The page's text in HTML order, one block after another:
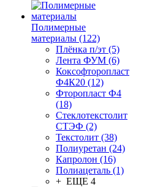
Полимерные
материалы (122)
Плёнка п/эт (5)
Лента ФУМ (6)
Коксофторопласт
Ф4К20 (12)
Фторопласт Ф4
(18)
Стеклотекстолит
СТЭФ (2)
Текстолит (38)
Полиуретан (24)
Капролон (16)
Полиацеталь (1)
+ ЕЩЕ 4